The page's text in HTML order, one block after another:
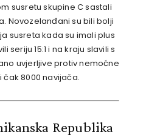
susretu skupine C sastali
Novozelanđani su bili bolji
susreta kada su imali plus
seriju 15:1 i na kraju slavili s
uvjerljive protiv nemoćne
čak 8000 navijača.
Republika